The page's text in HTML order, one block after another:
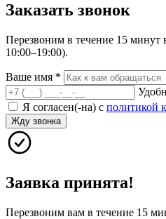
Заказать звонок
Перезвоним в течение 15 минут
10:00–19:00).
Ваше имя *
Я согласен(-на) с политикой
Жду звонка
Заявка принята!
Перезвоним вам в течение 15